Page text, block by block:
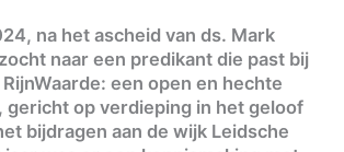
na het ascheid van ds. Mark
naar een predikant die past bij
een open en hechte
gericht op verdieping in het geloof
bijdragen aan de wijk Leidsche